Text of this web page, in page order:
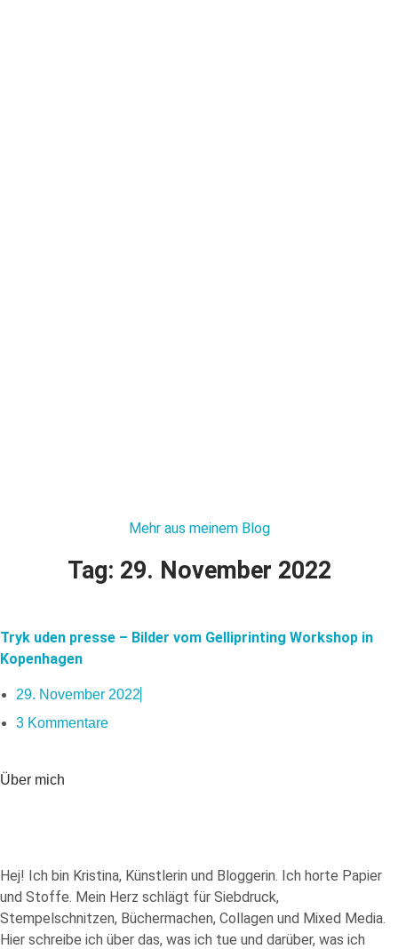
Mehr aus meinem Blog
Tag: 29. November 2022
Tryk uden presse – Bilder vom Gelliprinting Workshop in
Kopenhagen
29. November 2022
3 Kommentare
Über mich
Hej! Ich bin Kristina, Künstlerin und Bloggerin. Ich horte Papier
und Stoffe. Mein Herz schlägt für Siebdruck,
Stempelschnitzen, Büchermachen, Collagen und Mixed Media.
Hier schreibe ich über das, was ich tue und darüber, was ich